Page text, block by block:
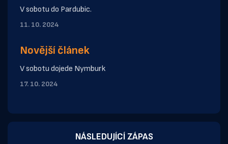
V sobotu do Pardubic.
11. 10. 2024
Novější článek
V sobotu dojede Nymburk
17. 10. 2024
NÁSLEDUJÍCÍ ZÁPAS